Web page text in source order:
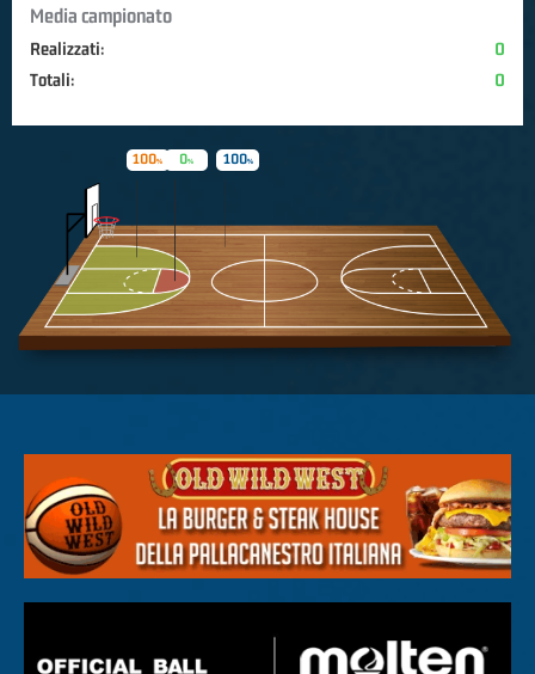
Media campionato
Realizzati:
0
Totali:
0
0
100 100